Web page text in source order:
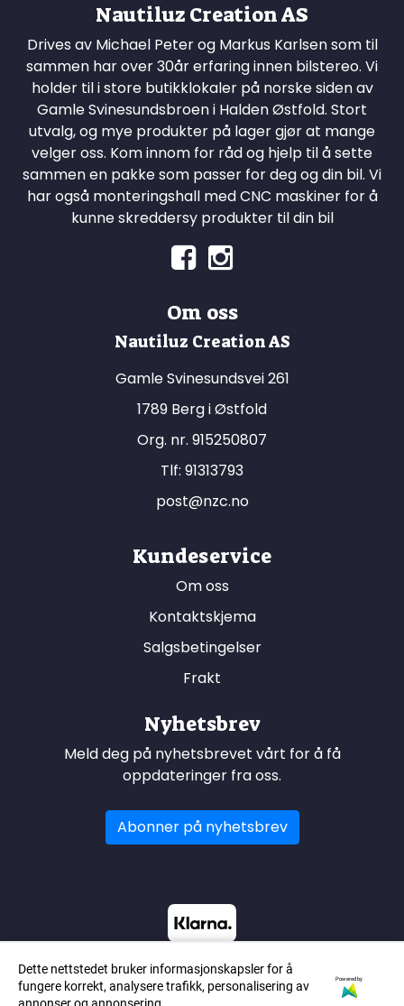
Nautiluz Creation AS
Drives av Michael Peter og Markus Karlsen som til
sammen har over 30år erfaring innen bilstereo. Vi
holder til i store butikklokaler på norske siden av
Gamle Svinesundsbroen i Halden Østfold. Stort
utvalg, og mye produkter på lager gjør at mange
velger oss. Kom innom for råd og hjelp til å sette
sammen en pakke som passer for deg og din bil. Vi
har også monteringshall med CNC maskiner for å
kunne skreddersy produkter til din bil
Om oss
Nautiluz Creation AS
Gamle Svinesundsvei 261
1789 Berg i Østfold
Org. nr. 915250807
Tlf: 91313793
post@nzc.no
Kundeservice
Om oss
Kontaktskjema
Salgsbetingelser
Frakt
Nyhetsbrev
Meld deg på nyhetsbrevet vårt for å få
oppdateringer fra oss.
Abonner på nyhetsbrev
Dette nettstedet bruker informasjonskapsler for å
fungere korrekt, analysere trafikk, personalisering av
Powered by